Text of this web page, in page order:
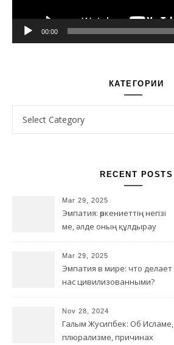
00:00
КАТЕГОРИИ
RECENT POSTS
Mar 29, 2025
Эмпатия: өркениеттің негізі
ме, әлде оның құлдырау
Mar 29, 2025
Эмпатия в мире: что делает
нас цивилизованными?
Nov 28, 2024
Галым Жусипбек: Об Исламе,
плюрализме, причинах